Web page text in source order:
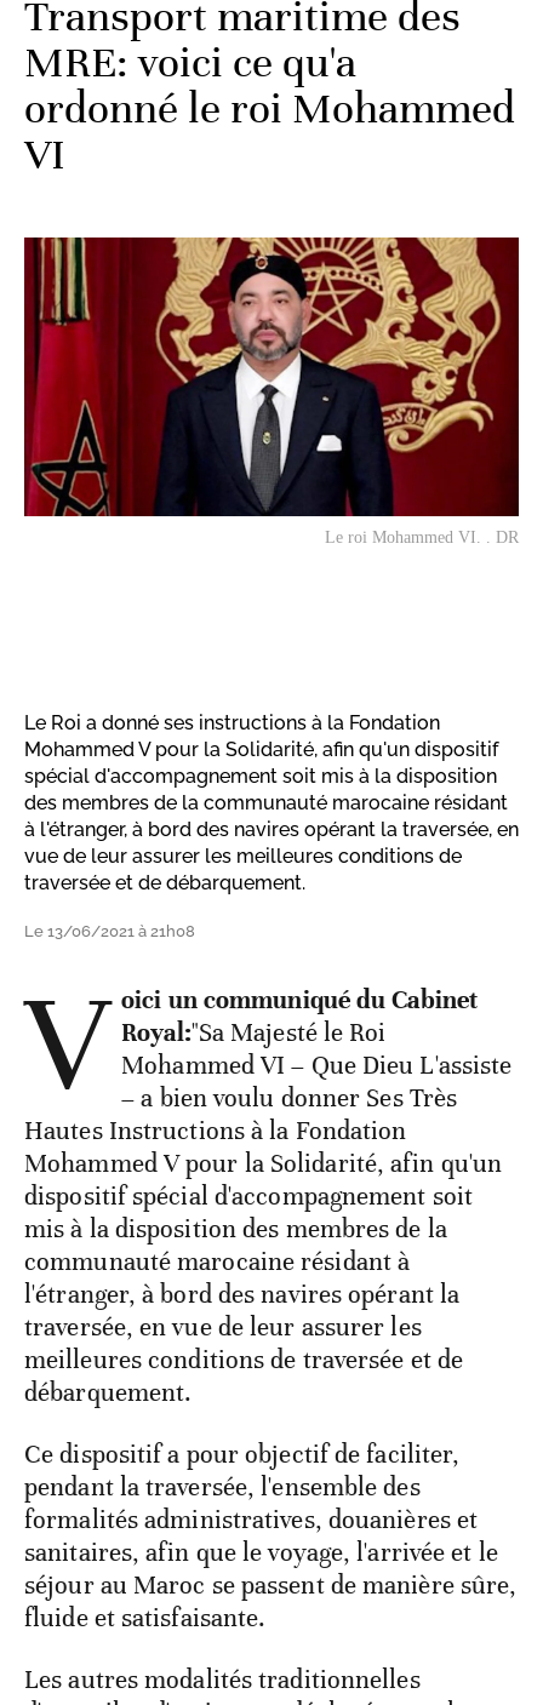
Transport maritime des
MRE: voici ce qu'a
ordonné le roi Mohammed
VI
Le roi Mohammed VI. . DR
Le Roi a donné ses instructions à la Fondation
Mohammed V pour la Solidarité, afin qu'un dispositif
spécial d'accompagnement soit mis à la disposition
des membres de la communauté marocaine résidant
à l'étranger, à bord des navires opérant la traversée, en
vue de leur assurer les meilleures conditions de
traversée et de débarquement.
Le 13/06/2021 à 21h08
V oici un communiqué du Cabinet
Royal:"Sa Majesté le Roi
Mohammed VI – Que Dieu L'assiste
– a bien voulu donner Ses Très
Hautes Instructions à la Fondation
Mohammed V pour la Solidarité, afin qu'un
dispositif spécial d'accompagnement soit
mis à la disposition des membres de la
communauté marocaine résidant à
l'étranger, à bord des navires opérant la
traversée, en vue de leur assurer les
meilleures conditions de traversée et de
débarquement.
Ce dispositif a pour objectif de faciliter,
pendant la traversée, l'ensemble des
formalités administratives, douanières et
sanitaires, afin que le voyage, l'arrivée et le
séjour au Maroc se passent de manière sûre,
fluide et satisfaisante.
Les autres modalités traditionnelles